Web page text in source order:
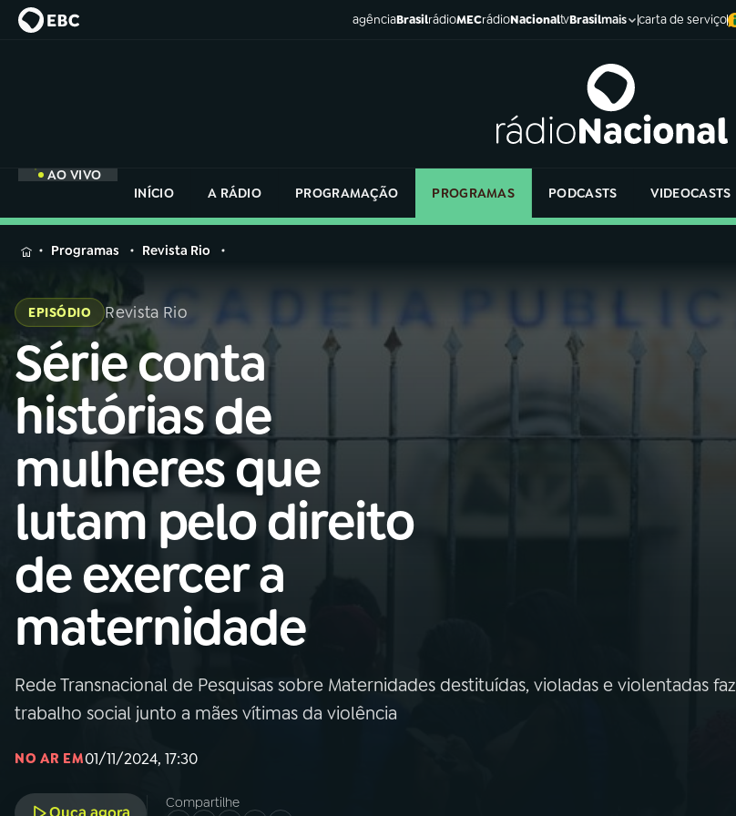
agênciaBrasilrádioMECrádioNacionaltvBrasilmais carta de serviço
AO VIVO
INÍCIO
A RÁDIO PROGRAMAÇÃO PROGRAMAS PODCASTS VIDEOCASTS
MENU
Buscar
na
Rádio
Nacional
Buscar
01 INÍCIO
02A RÁDIO
03PROGRAMAÇÃO
04PROGRAMAS
06VIDEOCASTS
na
Rádio
Nacional
Programas Revista Rio
EPISÓDIO Revista Rio
Série conta
histórias de
mulheres que
lutam pelo direito
de exercer a
maternidade
Rede Transnacional de Pesquisas sobre Maternidades destituídas, violadas e violentadas faz
trabalho social junto a mães vítimas da violência
NO AR EM01/11/2024, 17:30
Compartilhe